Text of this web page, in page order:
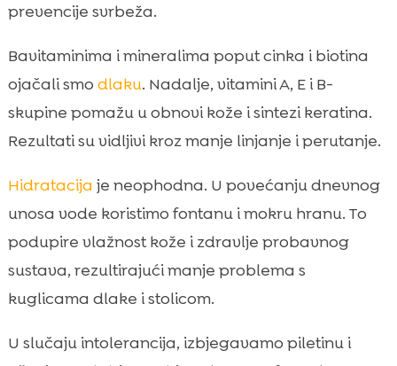
prevencije svrbeža.
Bavitaminima i mineralima poput cinka i biotina
ojačali smo dlaku. Nadalje, vitamini A, E i B-
skupine pomažu u obnovi kože i sintezi keratina.
Rezultati su vidljivi kroz manje linjanje i perutanje.
Hidratacija je neophodna. U povećanju dnevnog
unosa vode koristimo fontanu i mokru hranu. To
podupire vlažnost kože i zdravlje probavnog
sustava, rezultirajući manje problema s
kuglicama dlake i stolicom.
U slučaju intolerancija, izbjegavamo piletinu i